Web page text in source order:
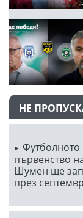
НЕ
Футболното
първенство
Шумен ще
през